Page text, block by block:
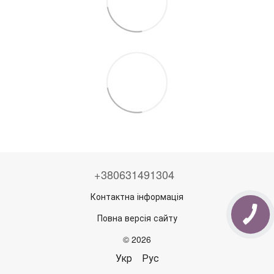
+380631491304
Контактна інформація
Повна версія сайту
© 2026
Укр Рус